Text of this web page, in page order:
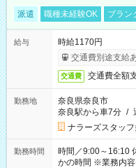
派遣 職種未経験OK ブラン
給与
時給1170円
交通費別途支給
交通費 交通費全額
勤務地
奈良県奈良市
奈良駅から車7分 /
ナラーズスタッ
勤務時間
時間／9:00～16:10
かの時間 ※業務内容に